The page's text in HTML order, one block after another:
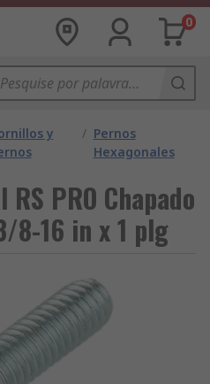
0
y
/ Pernos
Hexagonales
PRO Chapado
8-16 in x 1 plg